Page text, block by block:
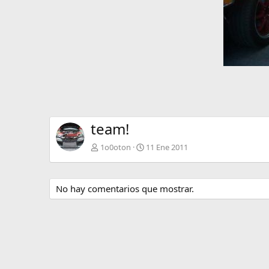
team!
1o0oton 11 Ene 2011
No hay comentarios que mostrar.